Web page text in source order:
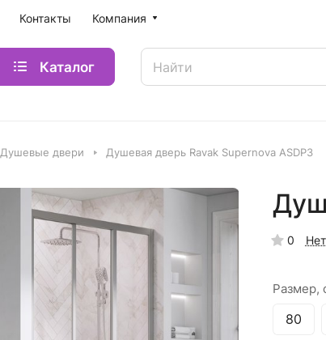
Контакты Компания
Каталог
Душевые двери Душевая дверь Ravak Supernova ASDP3
0
Размер,
80